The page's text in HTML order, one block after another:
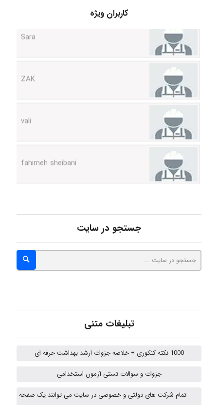
کاربران ویژه
USER124
abolfazlkoshehe
abolfazlkoshehe
جستجو در سایت
تبلیغات متنی
1000 نکته کنکوری + خلاصه جزوات ارشد بهداشت حرفه ای
جزوات و سوالات تستی آزمون استخدامی
تمام شرکت های دولتی و خصوصی در سایت می توانند یک صفحه